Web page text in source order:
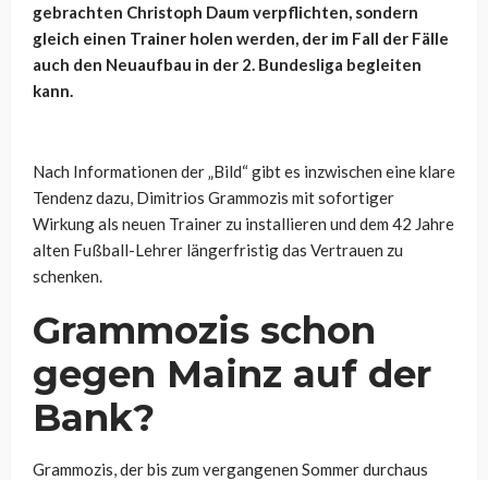
gebrachten Christoph Daum verpflichten, sondern
gleich einen Trainer holen werden, der im Fall der Fälle
auch den Neuaufbau in der 2. Bundesliga begleiten
kann.
Nach Informationen der „Bild“ gibt es inzwischen eine klare
Tendenz dazu, Dimitrios Grammozis mit sofortiger
Wirkung als neuen Trainer zu installieren und dem 42 Jahre
alten Fußball-Lehrer längerfristig das Vertrauen zu
schenken.
Grammozis schon
gegen Mainz auf der
Bank?
Grammozis, der bis zum vergangenen Sommer durchaus